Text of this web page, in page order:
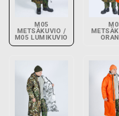
M05
METSÄKUVIO /
M05 LUMIKUVIO